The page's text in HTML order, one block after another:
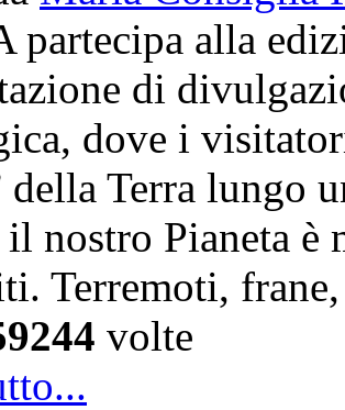
partecipa alla
di
dove i
Terra lungo
nostro Pianeta è
Terremoti,
volte